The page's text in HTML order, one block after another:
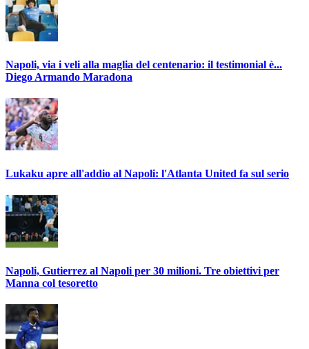
Napoli, via i veli alla maglia del centenario: il testimonial è...
Diego Armando Maradona
Lukaku apre all'addio al Napoli: l'Atlanta United fa sul serio
Napoli, Gutierrez al Napoli per 30 milioni. Tre obiettivi per
Manna col tesoretto